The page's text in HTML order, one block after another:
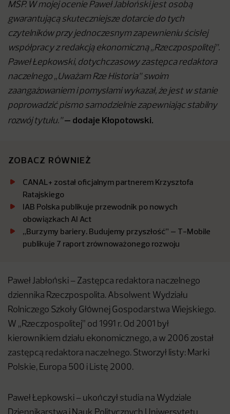
MŚP. W mojej ocenie Paweł Jabłoński jest osobą
gwarantującą skuteczniejsze dotarcie do tych
czytelników przy jednoczesnym zapewnieniu ścisłej
współpracy z redakcją ekonomiczną „Rzeczpospolitej”.
Paweł Łepkowski, dotychczasowy zastępca redaktora
naczelnego „Uważam Rze Historia” swoim
zaangażowaniem i pomysłami wykazał, że jest w stanie
poprowadzić pismo samodzielnie zapewniając stabilny
rozwój tytułu.”– dodaje Kłopotowski.
ZOBACZ RÓWNIEŻ
CANAL+ został oficjalnym partnerem Krzysztofa
Ratajskiego
IAB Polska publikuje przewodnik po nowych
obowiązkach AI Act
„Burzymy bariery. Budujemy przyszłość” – T-Mobile
publikuje 7 raport zrównoważonego rozwoju
Paweł Jabłoński – Zastępca redaktora naczelnego
dziennika Rzeczpospolita. Absolwent Wydziału
Rolniczego Szkoły Głównej Gospodarstwa Wiejskiego.
W „Rzeczpospolitej” od 1991 r. Od 2001 był
kierownikiem działu ekonomicznego, a w 2006 został
zastępcą redaktora naczelnego. Stworzył listy: Marki
Polskie, Europa 500 i Listę 2000.
Paweł Łepkowski – ukończył studia na Wydziale